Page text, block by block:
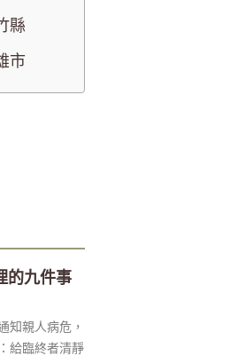
縣
市
的九件事
知親人病危，
給臨終者清靜